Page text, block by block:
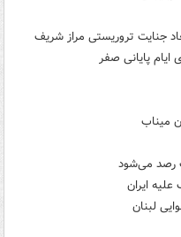
جنایت تروریستی مراز شریف
ایام پایانی صفر
میناب
رصد می‌شود
لبنان